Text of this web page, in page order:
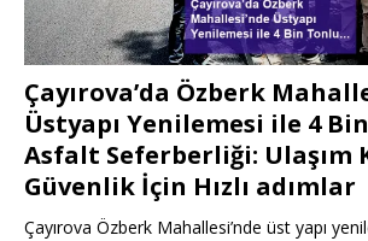
Çayırova’da Özberk
Üstyapı Yenilemesi ile 4
Asfalt Seferberliği: Ulaşım
Güvenlik İçin Hızlı adımlar
Çayırova Özberk Mahallesi’nde üst yapı